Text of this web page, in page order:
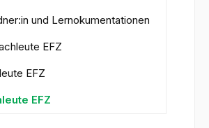
und Lernokumentationen
EFZ
EFZ
EFZ